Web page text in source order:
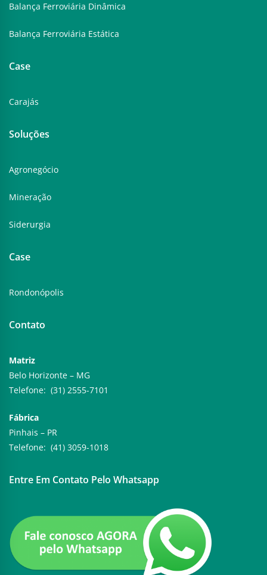
Balança Ferroviária Dinâmica
Balança Ferroviária Estática
Case
Carajás
Soluções
Agronegócio
Mineração
Siderurgia
Case
Rondonópolis
Contato
Matriz
Belo Horizonte – MG
Telefone: (31) 2555-7101
Fábrica
Pinhais – PR
Telefone: (41) 3059-1018
Entre Em Contato Pelo Whatsapp